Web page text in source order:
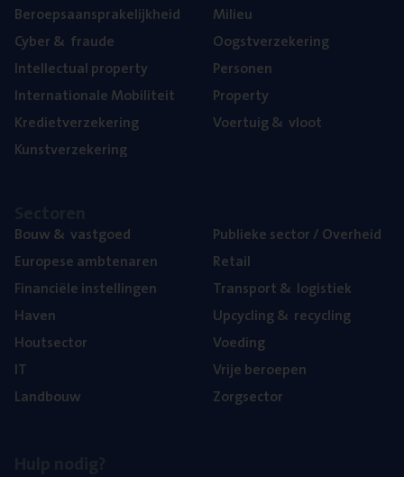
Beroeps­aan­spra­ke­lijk­heid
Cyber& fraude
Intel­lec­tu­al property
Inter­na­ti­o­na­le Mobiliteit
Kre­diet­ver­ze­ke­ring
Kunst­ver­ze­ke­ring
Mili­eu
Oogst­ver­ze­ke­ring
Per­so­nen
Pro­per­ty
Voer­tuig& vloot
Bouw& vastgoed
Euro­pe­se ambtenaren
Finan­ci­ë­le instellingen
Haven
Hout­sec­tor
IT
Land­bouw
Publie­ke sec­tor / Overheid
Retail
Trans­port& logistiek
Upcy­cling& recycling
Voe­ding
Vrije beroe­pen
Zorg­sec­tor